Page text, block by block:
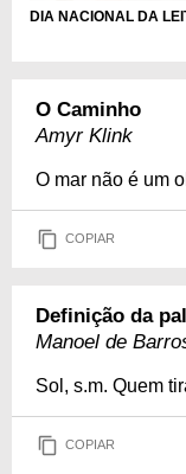
DIA NACIONAL DA
O Caminho
Amyr Klink
O mar não é um
COPIAR
Definição da
Manoel de
Sol, s.m. Quem
COPIAR